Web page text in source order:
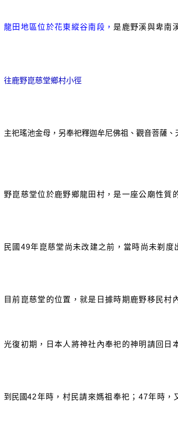
龍田地區位於花東縱谷南段， 是鹿野溪與卑南
往鹿野崑慈堂鄉村小徑
主祀瑤池金母，另奉祀釋迦牟尼佛祖、觀音菩薩
野崑慈堂位於鹿野鄉龍田村，是一座公廟性質
民國 49年崑慈堂尚未改建之前，當時尚未剃度
目前崑慈堂的位置，就是日據時期鹿野移民村
光復初期，日本人將神社內奉祀的神明請回日
到民國42年時，村民請來媽祖奉祀； 47年時，